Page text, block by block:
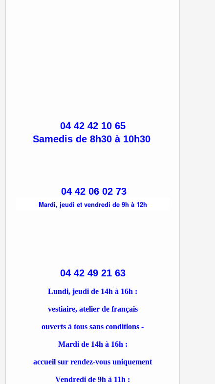
04 42 42 10 65
Samedis de 8h30 à 10h30
04 42 06 02 73
Mardi, jeudi et vendredi de 9h à 12h
04 42 49 21 63
Lundi, jeudi de 14h à 16h :
vestiaire, atelier de français
ouverts à tous sans conditions -
Mardi de 14h à 16h :
accueil sur rendez-vous uniquement
Vendredi de 9h à 11h :